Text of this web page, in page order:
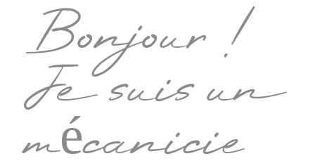
Blog
Contact
Bonjour !
Je suis un
mécanicie